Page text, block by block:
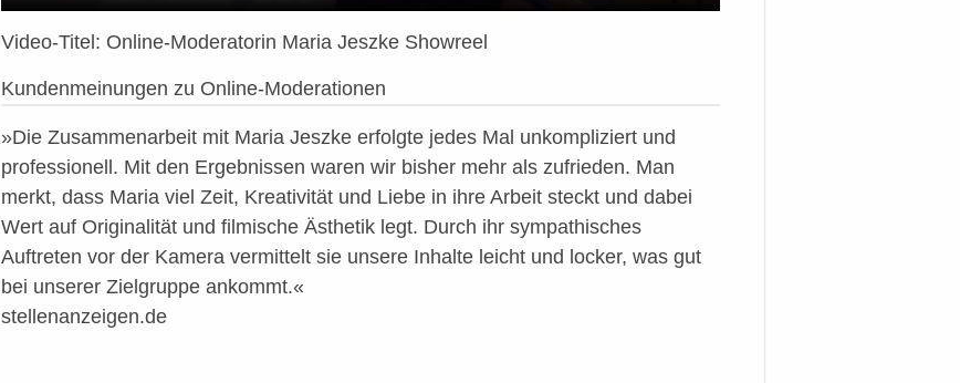
Video-Titel: Online-Moderatorin Maria Jeszke Showreel
Kundenmeinungen zu Online-Moderationen
»Die Zusammenarbeit mit Maria Jeszke erfolgte jedes Mal unkompliziert und
professionell. Mit den Ergebnissen waren wir bisher mehr als zufrieden. Man
merkt, dass Maria viel Zeit, Kreativität und Liebe in ihre Arbeit steckt und dabei
Wert auf Originalität und filmische Ästhetik legt. Durch ihr sympathisches
Auftreten vor der Kamera vermittelt sie unsere Inhalte leicht und locker, was gut
bei unserer Zielgruppe ankommt.«
stellenanzeigen.de